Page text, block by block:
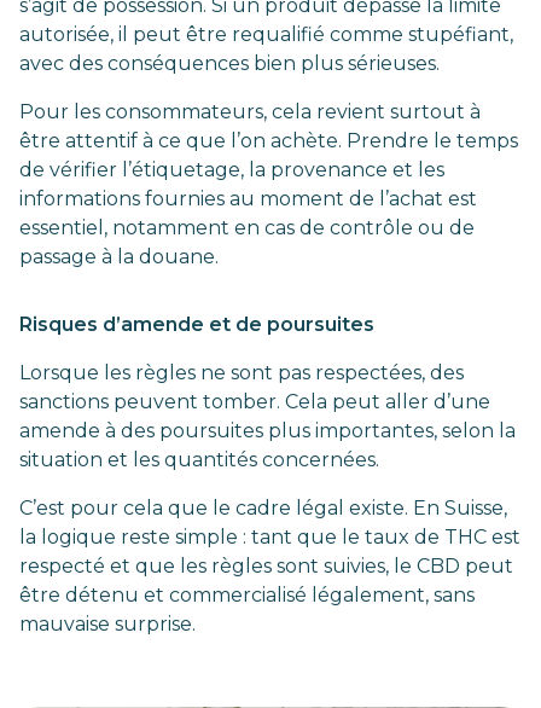
s’agit de possession. Si un produit dépasse la limite
autorisée, il peut être requalifié comme stupéfiant,
avec des conséquences bien plus sérieuses.
Pour les consommateurs, cela revient surtout à
être attentif à ce que l’on achète. Prendre le temps
de vérifier l’étiquetage, la provenance et les
informations fournies au moment de l’achat est
essentiel, notamment en cas de contrôle ou de
passage à la douane.
Risques d’amende et de poursuites
Lorsque les règles ne sont pas respectées, des
sanctions peuvent tomber. Cela peut aller d’une
amende à des poursuites plus importantes, selon la
situation et les quantités concernées.
C’est pour cela que le cadre légal existe. En Suisse,
la logique reste simple : tant que le taux de THC est
respecté et que les règles sont suivies, le CBD peut
être détenu et commercialisé légalement, sans
mauvaise surprise.